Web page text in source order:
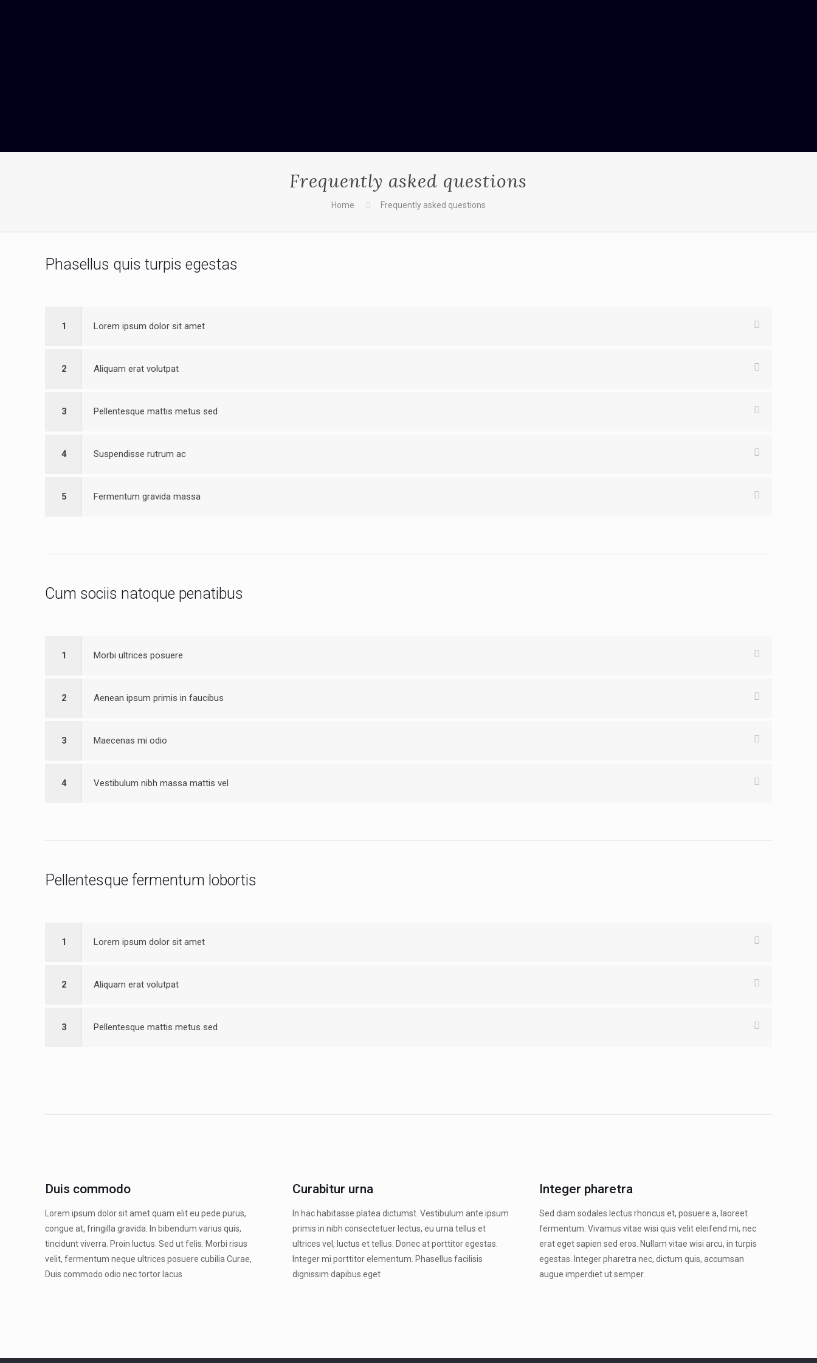
Frequently asked questions
Home Frequently asked questions
Phasellus quis turpis egestas
1 Lorem ipsum dolor sit amet
2 Aliquam erat volutpat
3 Pellentesque mattis metus sed
4 Suspendisse rutrum ac
5 Fermentum gravida massa
Cum sociis natoque penatibus
1 Morbi ultrices posuere
2 Aenean ipsum primis in faucibus
3 Maecenas mi odio
4 Vestibulum nibh massa mattis vel
Pellentesque fermentum lobortis
1 Lorem ipsum dolor sit amet
2 Aliquam erat volutpat
3 Pellentesque mattis metus sed
Duis commodo
Lorem ipsum dolor sit amet quam elit eu pede purus,
congue at, fringilla gravida. In bibendum varius quis,
tincidunt viverra. Proin luctus. Sed ut felis. Morbi risus
velit, fermentum neque ultrices posuere cubilia Curae,
Duis commodo odio nec tortor lacus
Curabitur urna
In hac habitasse platea dictumst. Vestibulum ante ipsum
primis in nibh consectetuer lectus, eu urna tellus et
ultrices vel, luctus et tellus. Donec at porttitor egestas.
Integer mi porttitor elementum. Phasellus facilisis
dignissim dapibus eget
Integer pharetra
Sed diam sodales lectus rhoncus et, posuere a, laoreet
fermentum. Vivamus vitae wisi quis velit eleifend mi, nec
erat eget sapien sed eros. Nullam vitae wisi arcu, in turpis
egestas. Integer pharetra nec, dictum quis, accumsan
augue imperdiet ut semper.